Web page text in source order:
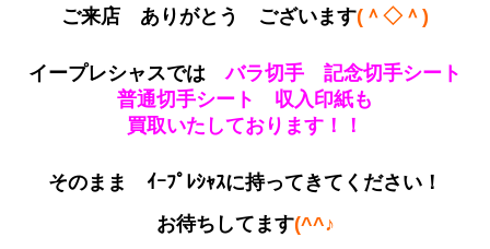
ご来店 ありがとう ございます(＾◇＾)
イープレシャスではバラ切手 記念切手シート
普通切手シート 収入印紙も
買取いたしております！！
そのまま ｲｰﾌﾟﾚｼｬｽに持ってきてください！
お待ちしてます(^^♪